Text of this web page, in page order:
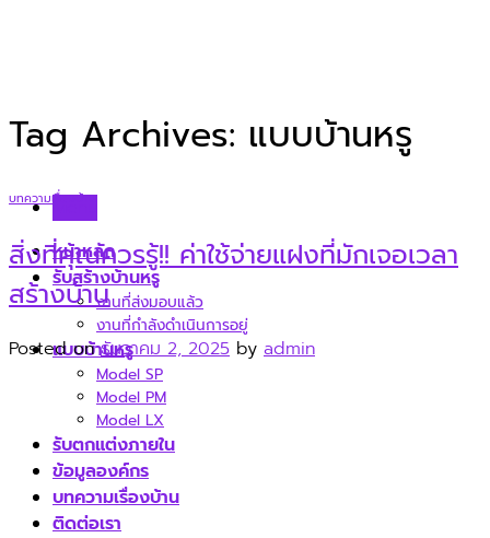
หน้าหลัก
รับสร้างบ้านหรู
งานที่ส่งมอบแล้ว
งานที่กำลังดำเนินการอยู่
แบบบ้านหรู
Model SP
Model PM
Model LX
รับตกแต่งภายใน
ข้อมูลองค์กร
บทความเรื่องบ้าน
ติดต่อเรา
Tag Archives: แบบบ้านหรู
บทความเรื่องบ้าน
สิ่งที่คุณควรรู้!! ค่าใช้จ่ายแฝงที่มักเจอเวลา
สร้างบ้าน
Posted onธันวาคม 2, 2025 by admin